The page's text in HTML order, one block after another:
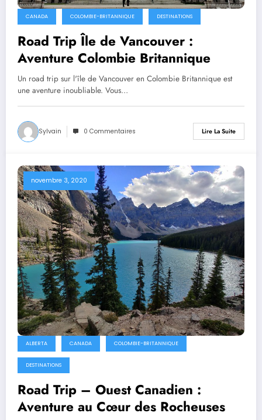
CANADA COLOMBIE-BRITANNIQUE DESTINATIONS
Road Trip Île de Vancouver :
Aventure Colombie Britannique
Un road trip sur l'île de Vancouver en Colombie Britannique est
une aventure inoubliable. Vous…
Sylvain 0 Commentaires Lire La Suite
novembre 3, 2020
ALBERTA CANADA COLOMBIE-BRITANNIQUE
DESTINATIONS
Road Trip – Ouest Canadien :
Aventure au Cœur des Rocheuses